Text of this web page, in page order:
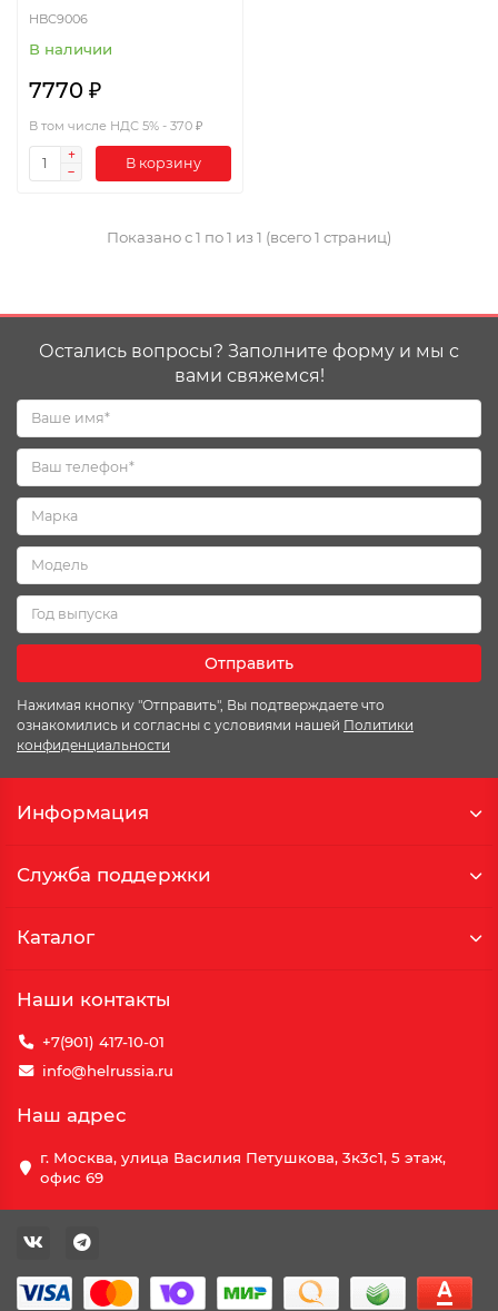
HBC9006
В наличии
7770 ₽
В том числе НДС 5% - 370 ₽
В корзину
Показано с 1 по 1 из 1 (всего 1 страниц)
Остались вопросы? Заполните форму и мы с
вами свяжемся!
Отправить
Нажимая кнопку "Отправить", Вы подтверждаете что
ознакомились и согласны с условиями нашей Политики
конфиденциальности
Информация
Служба поддержки
Каталог
Наши контакты
+7(901) 417-10-01
info@helrussia.ru
Наш адрес
г. Москва, улица Василия Петушкова, 3к3c1, 5 этаж,
офис 69